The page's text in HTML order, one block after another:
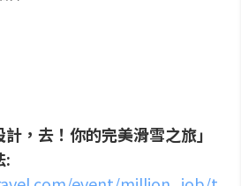
計，去！你的完美滑雪之旅」
: